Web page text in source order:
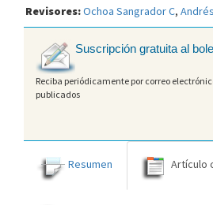
Revisores:Ochoa Sangrador C,
Suscripción gratuita al
Reciba periódicamente por correo
publicados
Resumen Artículo